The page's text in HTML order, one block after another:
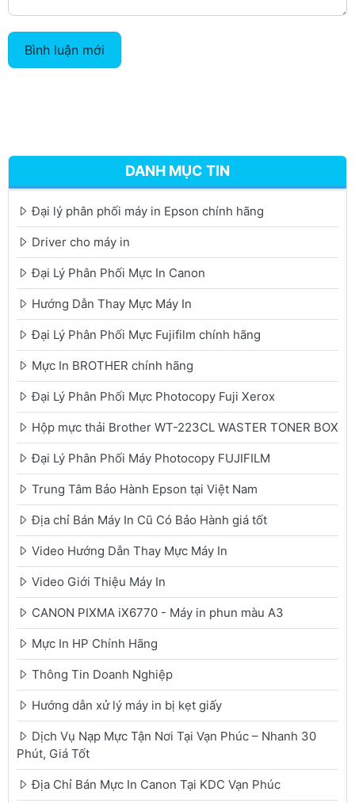
Bình luận mới
DANH MỤC TIN
Đại lý phân phối máy in Epson chính hãng
Driver cho máy in
Đại Lý Phân Phối Mực In Canon
Hướng Dẫn Thay Mực Máy In
Đại Lý Phân Phối Mực Fujifilm chính hãng
Mực In BROTHER chính hãng
Đại Lý Phân Phối Mực Photocopy Fuji Xerox
Hộp mực thải Brother WT-223CL WASTER TONER BOX
Đại Lý Phân Phối Máy Photocopy FUJIFILM
Trung Tâm Bảo Hành Epson tại Việt Nam
Địa chỉ Bán Máy In Cũ Có Bảo Hành giá tốt
Video Hướng Dẫn Thay Mực Máy In
Video Giới Thiệu Máy In
CANON PIXMA iX6770 - Máy in phun màu A3
Mực In HP Chính Hãng
Thông Tin Doanh Nghiệp
Hướng dẫn xử lý máy in bị kẹt giấy
Dịch Vụ Nạp Mực Tận Nơi Tại Vạn Phúc – Nhanh 30
Phút, Giá Tốt
Địa Chỉ Bán Mực In Canon Tại KDC Vạn Phúc